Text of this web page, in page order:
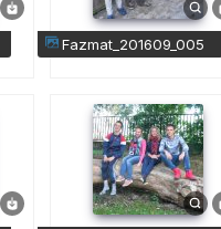
fazmat_201609_005